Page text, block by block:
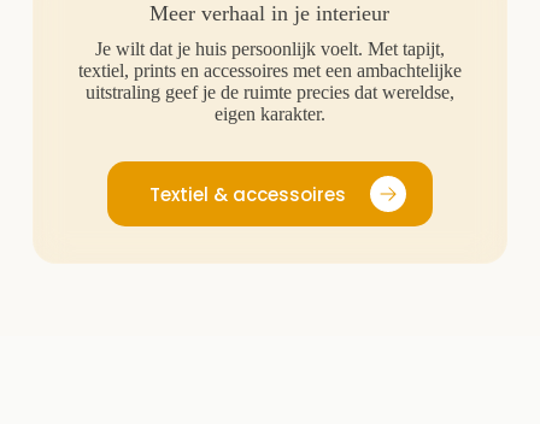
Meer verhaal in je interieur
Je wilt dat je huis persoonlijk voelt. Met tapijt,
textiel, prints en accessoires met een ambachtelijke
uitstraling geef je de ruimte precies dat wereldse,
eigen karakter.
Textiel & accessoires